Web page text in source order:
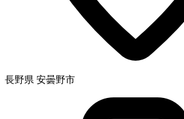
長野県 安曇野市